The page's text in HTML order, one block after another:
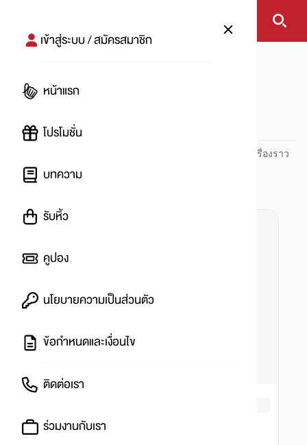
เข้าสู่ระบบ / สมัครสมาชิก
หน้าแรก
โปรโมชั่น
บทความ
รับหิ้ว
คูปอง
นโยบายความเป็นส่วนตัว
ข้อกำหนดและเงื่อนไข
ติดต่อเรา
ร่วมงานกับเรา
#
ปันโปร PUNPRO ที่ 1 ด้านโปรโมชัน อัปเดตและติดตามทุกเรื่องราว
โปรโมชัน